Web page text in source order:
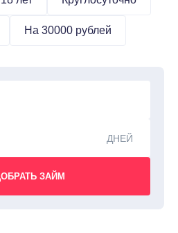
На 30000 рублей
ДНЕЙ